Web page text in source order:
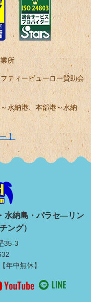
所
ティービューロー賛助会
水納港、本部港～水納
】
水納島・パラセ―リン
ング）
35-3
年中無休】